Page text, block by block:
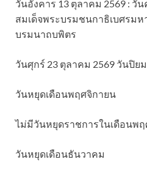
วันอังคาร 13 ตุลาคม 2569 : วั
สมเด็จพระบรมชนกาธิเบศรม
บรมนาถบพิตร
วันศุกร์ 23 ตุลาคม 2569 วันปิย
วันหยุดเดือนพฤศจิกายน
ไม่มีวันหยุดราชการในเดือนพฤ
วันหยุดเดือนธันวาคม